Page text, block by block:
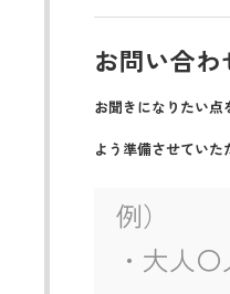
お問い合
お聞きになりたい点
よう準備させていた